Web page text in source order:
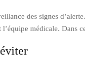
des signes
médicale. Dans